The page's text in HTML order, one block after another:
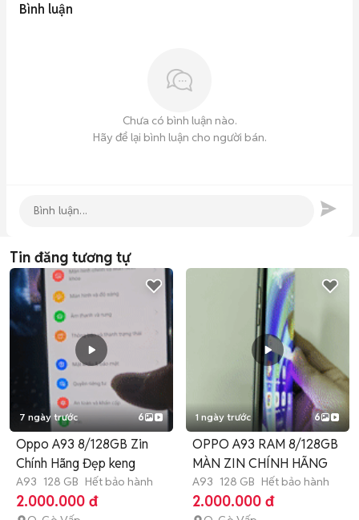
Bình luận
Chưa có bình luận nào.
Hãy để lại bình luận cho người bán.
Tin đăng tương tự
7 ngày trước 6
Oppo A93 8/128GB Zin
Chính Hãng Đẹp keng
A93 128 GB Hết bảo hành
2.000.000 đ
1 ngày trước 6
OPPO A93 RAM 8/128GB
MÀN ZIN CHÍNH HÃNG
A93 128 GB Hết bảo hành
2.000.000 đ